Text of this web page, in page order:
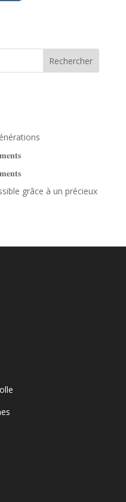
Rechercher
grâce à un précieux